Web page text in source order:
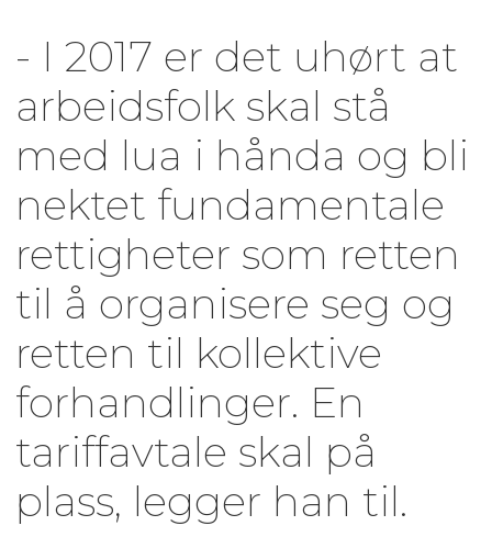
- I 2017 er det uhørt at
arbeidsfolk skal stå
med lua i hånda og bli
nektet fundamentale
rettigheter som retten
til å organisere seg og
retten til kollektive
forhandlinger. En
tariffavtale skal på
plass, legger han til.